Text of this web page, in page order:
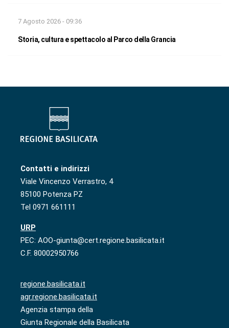
7 Agosto 2026 - 09:36
Storia, cultura e spettacolo al Parco della Grancia
Contatti e indirizzi
Viale Vincenzo Verrastro, 4
85100 Potenza PZ
Tel 0971 661111
URP
PEC: AOO-giunta@cert.regione.basilicata.it
C.F. 80002950766
regione.basilicata.it
agr.regione.basilicata.it
Agenzia stampa della
Giunta Regionale della Basilicata